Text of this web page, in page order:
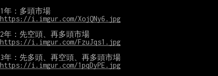
https://i.imgur.com/XojQNy6.jpg
https://i.imgur.com/FzuJqs1.jpg
https://i.imgur.com/1pqDyPE.jpg